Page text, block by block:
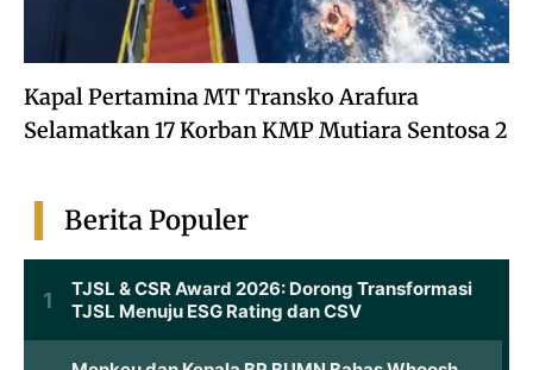
Kapal Pertamina MT Transko Arafura
Selamatkan 17 Korban KMP Mutiara Sentosa 2
Berita Populer